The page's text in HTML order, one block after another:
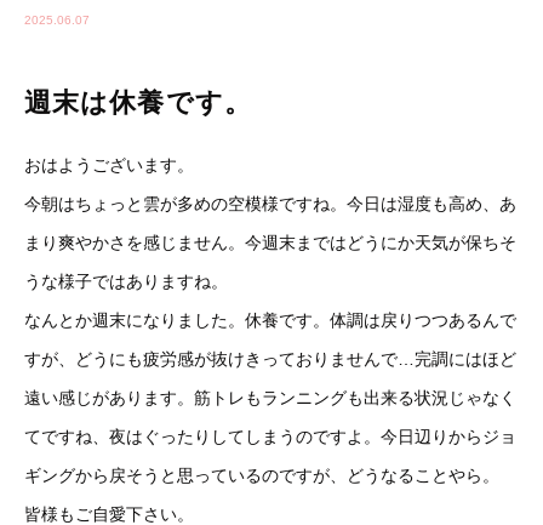
2025.06.07
週末は休養です。
おはようございます。
今朝はちょっと雲が多めの空模様ですね。今日は湿度も高め、あ
まり爽やかさを感じません。今週末まではどうにか天気が保ちそ
うな様子ではありますね。
なんとか週末になりました。休養です。体調は戻りつつあるんで
すが、どうにも疲労感が抜けきっておりませんで…完調にはほど
遠い感じがあります。筋トレもランニングも出来る状況じゃなく
てですね、夜はぐったりしてしまうのですよ。今日辺りからジョ
ギングから戻そうと思っているのですが、どうなることやら。
皆様もご自愛下さい。